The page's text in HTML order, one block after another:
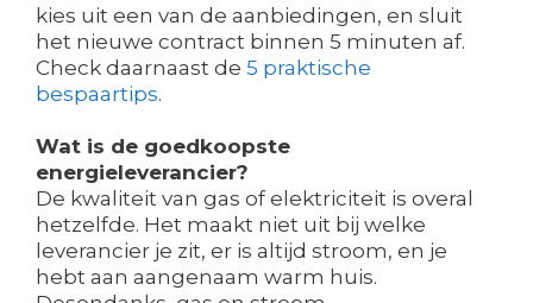
kies uit een van de aanbiedingen, en sluit
het nieuwe contract binnen 5 minuten af.
Check daarnaast de 5 praktische
bespaartips.
Wat is de goedkoopste
energieleverancier?
De kwaliteit van gas of elektriciteit is overal
hetzelfde. Het maakt niet uit bij welke
leverancier je zit, er is altijd stroom, en je
hebt aan aangenaam warm huis.